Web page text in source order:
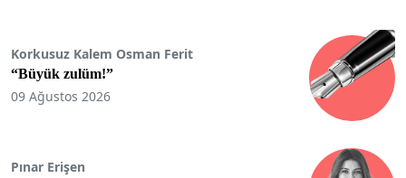
Korkusuz Kalem Osman Ferit
“Büyük zulüm!”
09 Ağustos 2026
Pınar Erişen